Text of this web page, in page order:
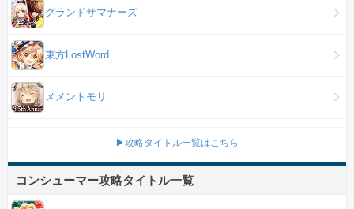
グランドサマナーズ
東方LostWord
メメントモリ
▶攻略タイトル一覧はこちら
コンシューマー攻略タイトル一覧